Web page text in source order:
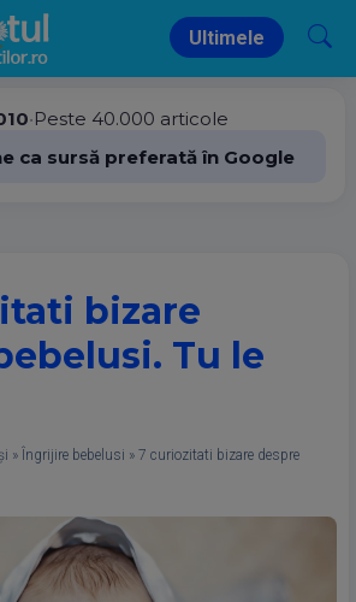
Ultimele
•Peste 40.000 articole
ca sursă preferată în Google
bizare
Tu le
» Îngrijire bebelusi » 7 curiozitati bizare despre